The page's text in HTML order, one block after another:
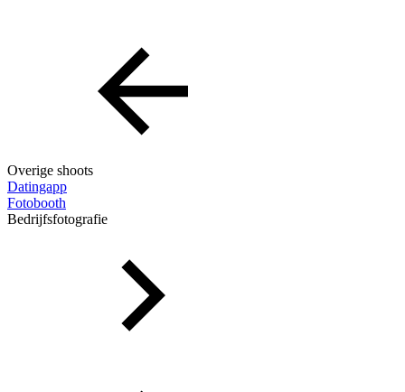
Overige shoots
Datingapp
Fotobooth
Bedrijfsfotografie